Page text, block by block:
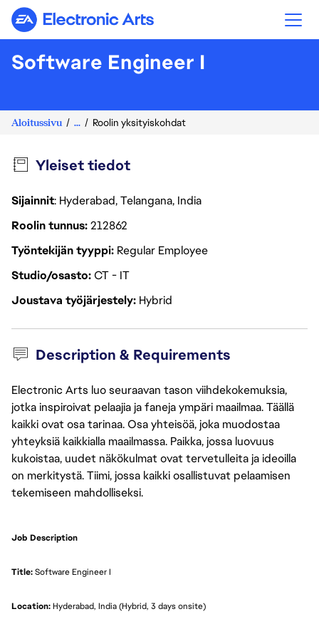
Electronic Arts
Software Engineer I
Aloitussivu ... Roolin yksityiskohdat
Yleiset tiedot
Sijainnit: Hyderabad, Telangana, India
Roolin tunnus212862
Työntekijän tyyppi Regular Employee
Studio/osastoCT - IT
Joustava työjärjestely Hybrid
Description & Requirements
Electronic Arts luo seuraavan tason viihdekokemuksia,
jotka inspiroivat pelaajia ja faneja ympäri maailmaa. Täällä
kaikki ovat osa tarinaa. Osa yhteisöä, joka muodostaa
yhteyksiä kaikkialla maailmassa. Paikka, jossa luovuus
kukoistaa, uudet näkökulmat ovat tervetulleita ja ideoilla
on merkitystä. Tiimi, jossa kaikki osallistuvat pelaamisen
tekemiseen mahdolliseksi.
Job Description
Title: Software Engineer I
Location: Hyderabad, India (Hybrid, 3 days onsite)